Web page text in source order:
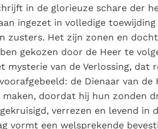
in de glorieuze schare der
ingezet in volledige
zusters. Het zijn zonen en
gekozen door de Heer te
van de Verlossing, dat
de Dienaar van de
maken, doordat hij hun zonden
verrezen en levend in
vormt een welsprekende